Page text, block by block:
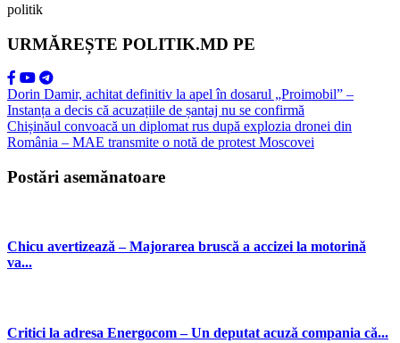
politik
URMĂREȘTE POLITIK.MD PE
Dorin Damir, achitat definitiv la apel în dosarul „Proimobil” –
Instanța a decis că acuzațiile de șantaj nu se confirmă
Chișinăul convoacă un diplomat rus după explozia dronei din
România – MAE transmite o notă de protest Moscovei
Postări asemănatoare
Chicu avertizează – Majorarea bruscă a accizei la motorină
va...
Critici la adresa Energocom – Un deputat acuză compania că...